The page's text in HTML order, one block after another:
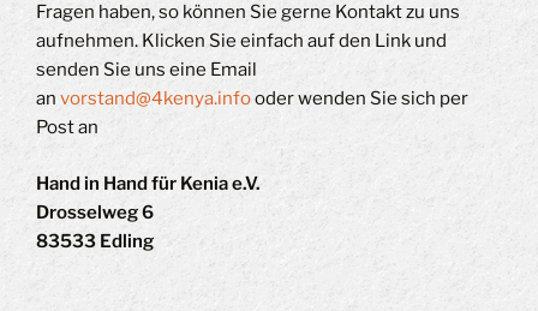
Fragen haben, so können Sie gerne Kontakt zu uns
aufnehmen. Klicken Sie einfach auf den Link und
senden Sie uns eine Email
an vorstand@4kenya.infooder wenden Sie sich per
Post an
Hand in Hand für Kenia e.V.
Drosselweg 6
83533 Edling